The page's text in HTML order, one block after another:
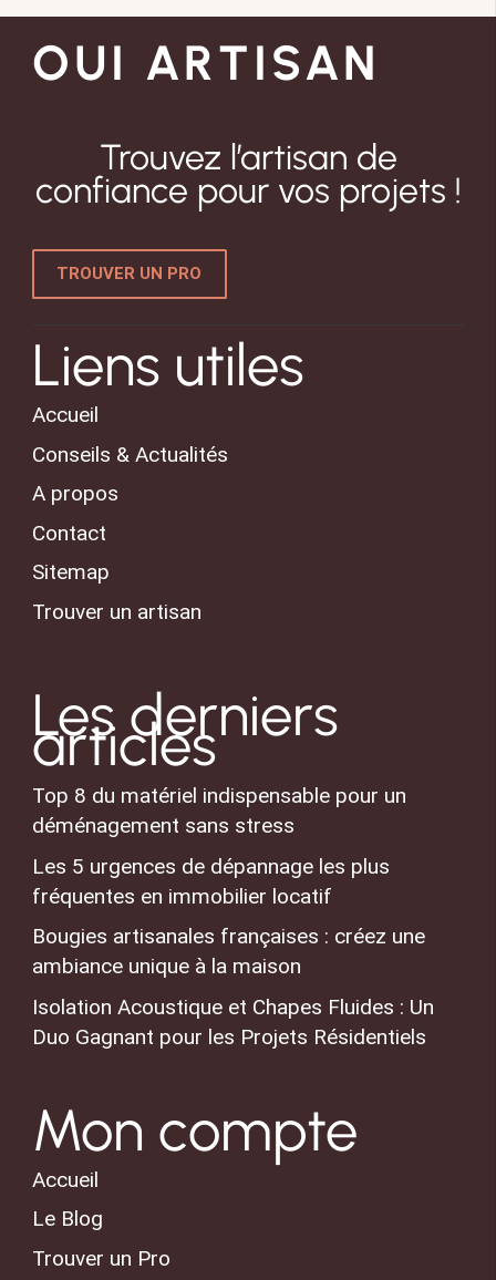
OUI ARTISAN
Trouvez l’artisan de
confiance pour vos projets !
TROUVER UN PRO
Liens utiles
Accueil
Conseils & Actualités
A propos
Contact
Sitemap
Trouver un artisan
Les derniers
articles
Top 8 du matériel indispensable pour un
déménagement sans stress
Les 5 urgences de dépannage les plus
fréquentes en immobilier locatif
Bougies artisanales françaises : créez une
ambiance unique à la maison
Isolation Acoustique et Chapes Fluides : Un
Duo Gagnant pour les Projets Résidentiels
Mon compte
Accueil
Le Blog
Trouver un Pro